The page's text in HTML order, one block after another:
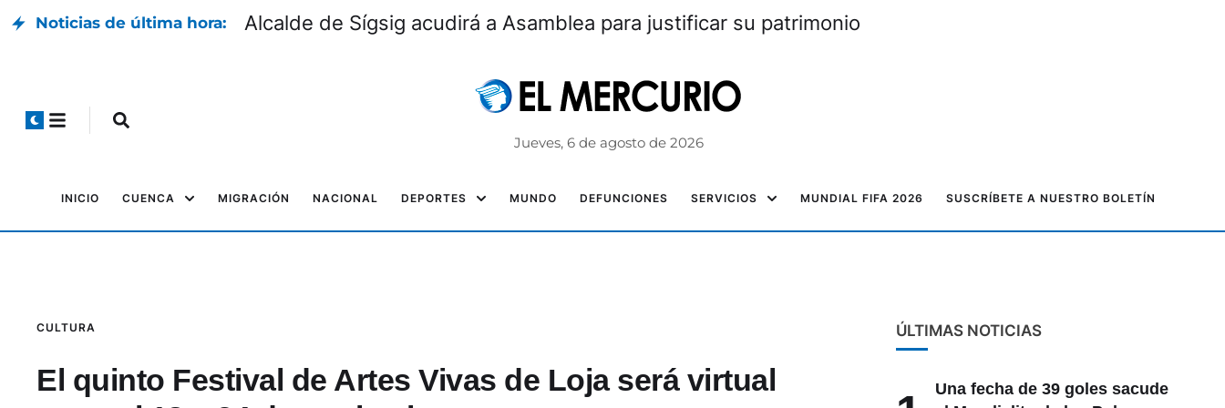
Noticias de última hora: Alcalde de Sígsig acudirá a Asamblea para justificar su patrimonio
Jueves, 6 de agosto de 2026
INICIO CUENCA MIGRACIÓN NACIONAL DEPORTES MUNDO DEFUNCIONES SERVICIOS MUNDIAL FIFA 2026 SUSCRÍBETE A NUESTRO BOLETÍN
CULTURA
El quinto Festival de Artes Vivas de Loja será virtual
ÚLTIMAS NOTICIAS
Una fecha de 39 goles sacude